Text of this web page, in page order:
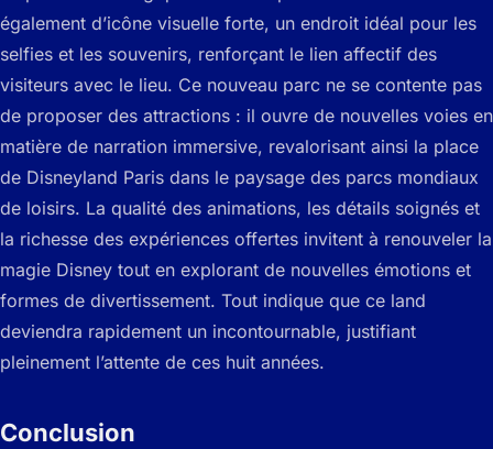
également d’icône visuelle forte, un endroit idéal pour les
selfies et les souvenirs, renforçant le lien affectif des
visiteurs avec le lieu. Ce nouveau parc ne se contente pas
de proposer des attractions : il ouvre de nouvelles voies en
matière de narration immersive, revalorisant ainsi la place
de Disneyland Paris dans le paysage des parcs mondiaux
de loisirs. La qualité des animations, les détails soignés et
la richesse des expériences offertes invitent à renouveler la
magie Disney tout en explorant de nouvelles émotions et
formes de divertissement. Tout indique que ce land
deviendra rapidement un incontournable, justifiant
pleinement l’attente de ces huit années.
Conclusion